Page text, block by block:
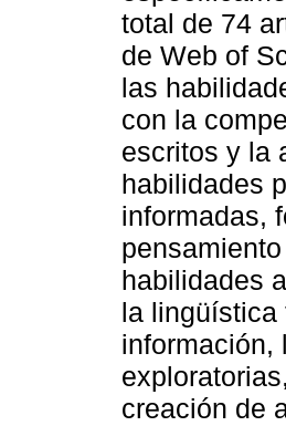
total de 74
de Web of
las
con la
escritos y la
habilidades
informadas,
habilidades
la lingüística
información,
creación de